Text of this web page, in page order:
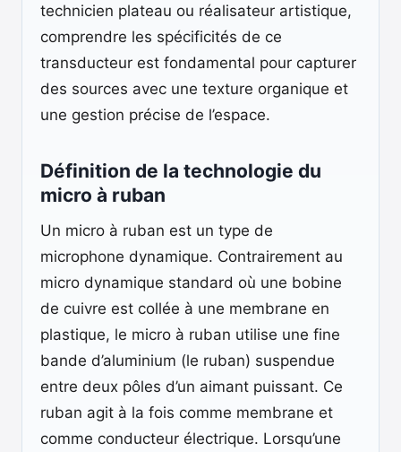
technicien plateau ou réalisateur artistique,
comprendre les spécificités de ce
transducteur est fondamental pour capturer
des sources avec une texture organique et
une gestion précise de l’espace.
Définition de la technologie du
micro à ruban
Un micro à ruban est un type de
microphone dynamique. Contrairement au
micro dynamique standard où une bobine
de cuivre est collée à une membrane en
plastique, le micro à ruban utilise une fine
bande d’aluminium (le ruban) suspendue
entre deux pôles d’un aimant puissant. Ce
ruban agit à la fois comme membrane et
comme conducteur électrique. Lorsqu’une